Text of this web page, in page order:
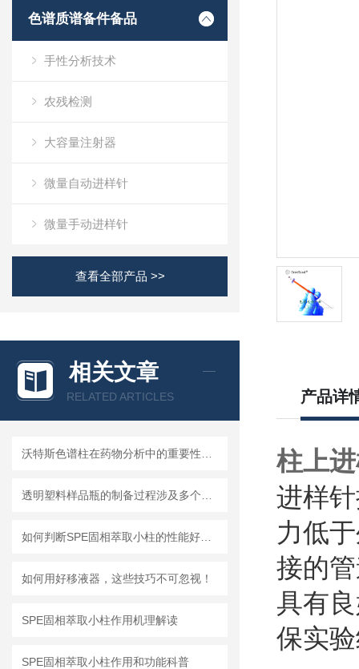
色谱质谱备件备品
手性分析技术
农残检测
大容量注射器
微量自动进样针
微量手动进样针
查看全部产品 >>
相关文章
RELATED ARTICLES
如何用好移液器，这些技巧不可忽视！
SPE固相萃取小柱作用机理解读
SPE固相萃取小柱作用和功能科普
产品详
柱上
进样
力低
接的
具有
保实